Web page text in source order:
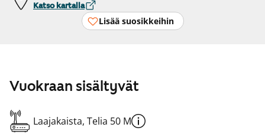
Katso kartalla
Lisää suosikkeihin
Vuokraan sisältyvät
Laajakaista, Telia 50 M